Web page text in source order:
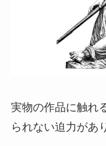
実物の作品に触れ
られない迫力があ